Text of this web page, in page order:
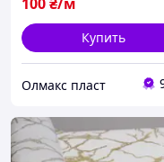
Купить
Олмакс пласт